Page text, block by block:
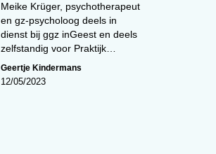
Meike Krüger, psychotherapeut
en gz-psycholoog deels in
dienst bij ggz inGeest en deels
zelfstandig voor Praktijk…
Geertje Kindermans
12/05/2023